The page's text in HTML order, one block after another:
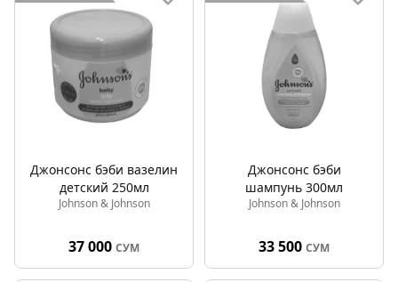
Джонсонс бэби вазелин
детский 250мл
Johnson & Johnson
37 000 СУМ
Джонсонс бэби
шампунь 300мл
Johnson & Johnson
33 500 СУМ